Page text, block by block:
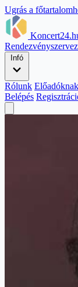
Ugrás a
Infó
Rólunk Előadóknak
Belépés